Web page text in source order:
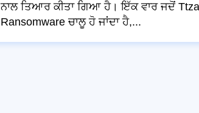
ਨਾਲ ਤਿਆਰ ਕੀਤਾ ਗਿਆ ਹੈ। ਇੱਕ ਵਾਰ ਜਦੋਂ Ttza
Ransomware ਚਾਲੂ ਹੋ ਜਾਂਦਾ ਹੈ,...